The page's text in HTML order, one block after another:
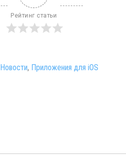
Рейтинг статьи
Новости, Приложения для iOS